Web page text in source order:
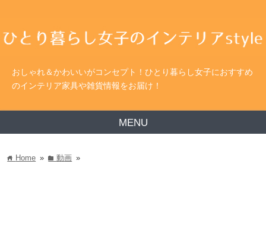
おしゃれ＆かわいいがコンセプト！ひとり暮らし女子におすすめ
のインテリア家具や雑貨情報をお届け！
MENU
home Home » folder動画 »